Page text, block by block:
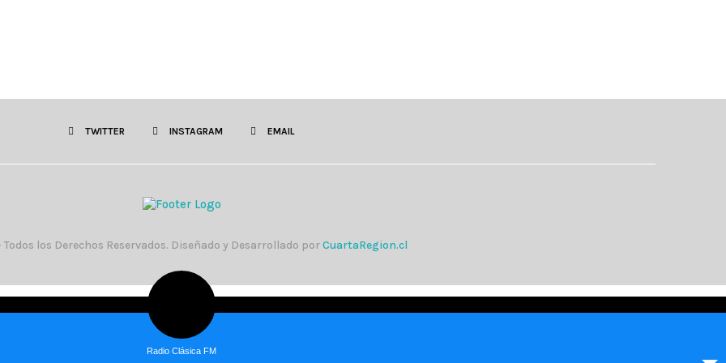
TWITTER INSTAGRAM EMAIL
Todos los Derechos Reservados. Diseñado y Desarrollado porCuartaRegion.cl
Radio Clásica FM